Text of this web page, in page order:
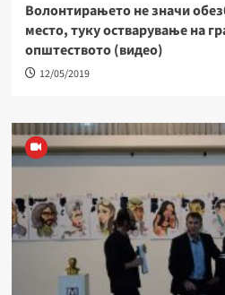
Волонтирањето не значи
место, туку остварување на
општеството (видео)
12/05/2019